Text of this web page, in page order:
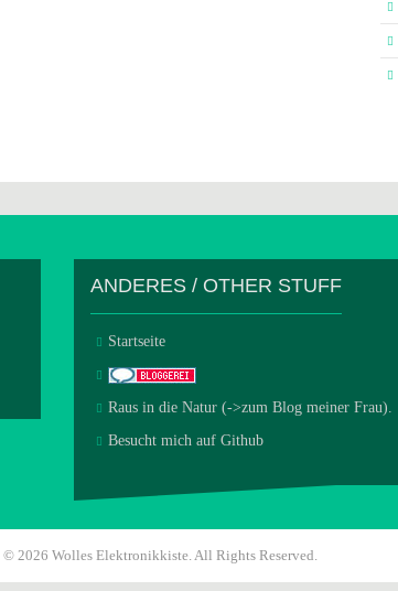
ANDERES / OTHER STUFF
Startseite
Raus in die Natur (->zum Blog meiner Frau).
Besucht mich auf Github
© 2026 Wolles Elektronikkiste. All Rights Reserved.